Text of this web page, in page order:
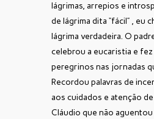
lágrimas, arrepios e
de lágrima dita “fácil” , eu
lágrima verdadeira. O
celebrou a eucaristia e
peregrinos nas jornadas
Recordou palavras de
aos cuidados e atenção
Cláudio que não aguentou